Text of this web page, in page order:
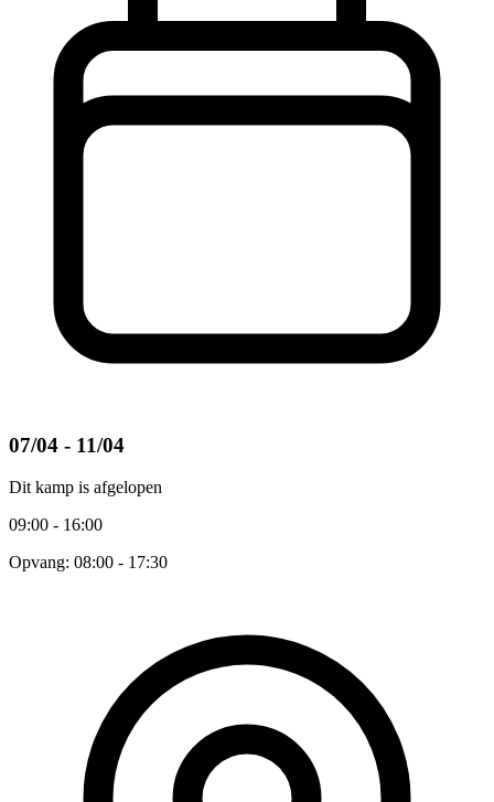
07/04 - 11/04
Dit kamp is afgelopen
09:00 - 16:00
Opvang: 08:00 - 17:30